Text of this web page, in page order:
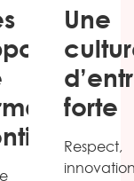
Une
forte
Respect,